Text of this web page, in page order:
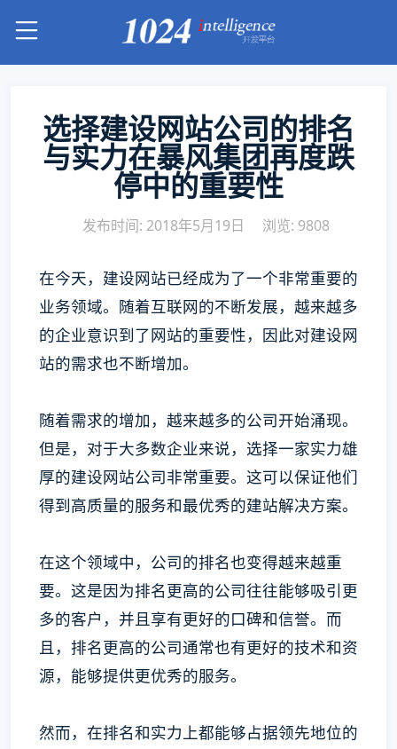
选择建设网站公司的排名
与实力在暴风集团再度跌
停中的重要性
发布时间: 2018年5月19日 浏览: 9808
在今天，建设网站已经成为了一个非常重要的
业务领域。随着互联网的不断发展，越来越多
的企业意识到了网站的重要性，因此对建设网
站的需求也不断增加。
随着需求的增加，越来越多的公司开始涌现。
但是，对于大多数企业来说，选择一家实力雄
厚的建设网站公司非常重要。这可以保证他们
得到高质量的服务和最优秀的建站解决方案。
在这个领域中，公司的排名也变得越来越重
要。这是因为排名更高的公司往往能够吸引更
多的客户，并且享有更好的口碑和信誉。而
且，排名更高的公司通常也有更好的技术和资
源，能够提供更优秀的服务。
然而，在排名和实力上都能够占据领先地位的